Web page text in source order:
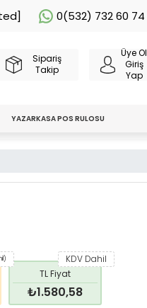
0(532) 732 60 74
Sipariş
Takip
Üye Ol
Giriş
Yap
YAZARKASA POS RULOSU
TL Fiyat
₺1.580,58
KDV Dahil